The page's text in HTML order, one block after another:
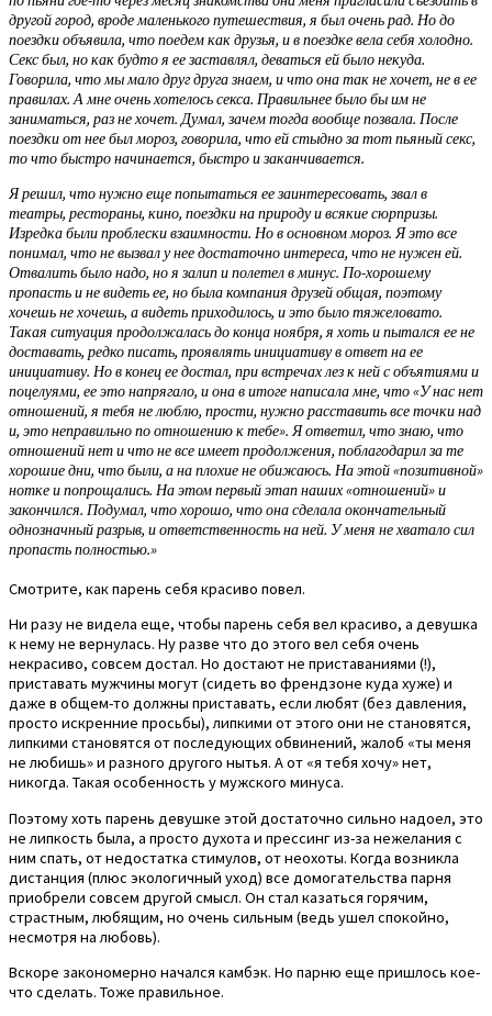
другой город, вроде маленького путешествия, я был очень рад. Но до
поездки объявила, что поедем как друзья, и в поездке вела себя холодно.
Секс был, но как будто я ее заставлял, деваться ей было некуда.
Говорила, что мы мало друг друга знаем, и что она так не хочет, не в ее
правилах. А мне очень хотелось секса. Правильнее было бы им не
заниматься, раз не хочет. Думал, зачем тогда вообще позвала. После
поездки от нее был мороз, говорила, что ей стыдно за тот пьяный секс,
то что быстро начинается, быстро и заканчивается.
Я решил, что нужно еще попытаться ее заинтересовать, звал в
театры, рестораны, кино, поездки на природу и всякие сюрпризы.
Изредка были проблески взаимности. Но в основном мороз. Я это все
понимал, что не вызвал у нее достаточно интереса, что не нужен ей.
Отвалить было надо, но я залип и полетел в минус. По-хорошему
пропасть и не видеть ее, но была компания друзей общая, поэтому
хочешь не хочешь, а видеть приходилось, и это было тяжеловато.
Такая ситуация продолжалась до конца ноября, я хоть и пытался ее не
доставать, редко писать, проявлять инициативу в ответ на ее
инициативу. Но в конец ее достал, при встречах лез к ней с объятиями и
поцелуями, ее это напрягало, и она в итоге написала мне, что «У нас нет
отношений, я тебя не люблю, прости, нужно расставить все точки над
и, это неправильно по отношению к тебе». Я ответил, что знаю, что
отношений нет и что не все имеет продолжения, поблагодарил за те
хорошие дни, что были, а на плохие не обижаюсь. На этой «позитивной»
нотке и попрощались. На этом первый этап наших «отношений» и
закончился. Подумал, что хорошо, что она сделала окончательный
однозначный разрыв, и ответственность на ней. У меня не хватало сил
пропасть полностью.»
Смотрите, как парень себя красиво повел.
Ни разу не видела еще, чтобы парень себя вел красиво, а девушка
к нему не вернулась. Ну разве что до этого вел себя очень
некрасиво, совсем достал. Но достают не приставаниями (!),
приставать мужчины могут (сидеть во френдзоне куда хуже) и
даже в общем-то должны приставать, если любят (без давления,
просто искренние просьбы), липкими от этого они не становятся,
липкими становятся от последующих обвинений, жалоб «ты меня
не любишь» и разного другого нытья. А от «я тебя хочу» нет,
никогда. Такая особенность у мужского минуса.
Поэтому хоть парень девушке этой достаточно сильно надоел, это
не липкость была, а просто духота и прессинг из-за нежелания с
ним спать, от недостатка стимулов, от неохоты. Когда возникла
дистанция (плюс экологичный уход) все домогательства парня
приобрели совсем другой смысл. Он стал казаться горячим,
страстным, любящим, но очень сильным (ведь ушел спокойно,
несмотря на любовь).
Вскоре закономерно начался камбэк. Но парню еще пришлось кое-
что сделать. Тоже правильное.